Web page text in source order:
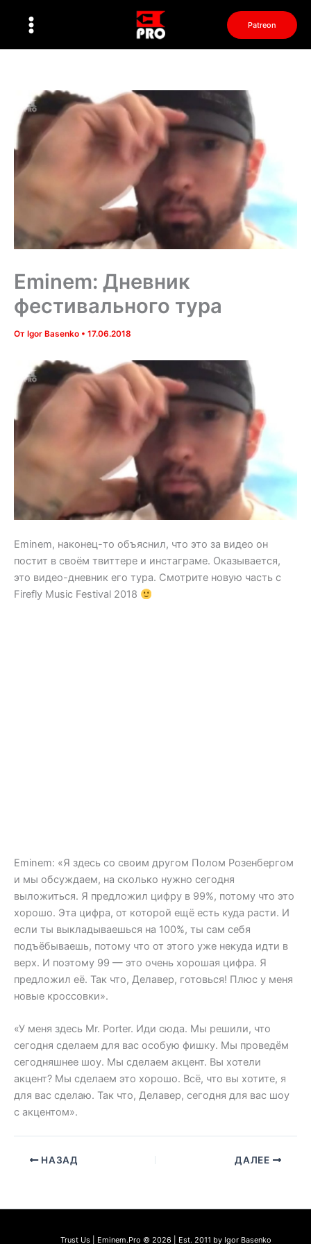
Patreon
Eminem: Дневник
фестивального тура
От Igor Basenko • 17.06.2018
Eminem, наконец-то объяснил, что это за видео он
постит в своём твиттере и инстаграме. Оказывается,
это видео-дневник его тура. Смотрите новую часть с
Firefly Music Festival 2018
Eminem: «Я здесь со своим другом Полом Розенбергом
и мы обсуждаем, на сколько нужно сегодня
выложиться. Я предложил цифру в 99%, потому что это
хорошо. Эта цифра, от которой ещё есть куда расти. И
если ты выкладываешься на 100%, ты сам себя
подъёбываешь, потому что от этого уже некуда идти в
верх. И поэтому 99 — это очень хорошая цифра. Я
предложил её. Так что, Делавер, готовься! Плюс у меня
новые кроссовки».
«У меня здесь Mr. Porter. Иди сюда. Мы решили, что
сегодня сделаем для вас особую фишку. Мы проведём
сегодняшнее шоу. Мы сделаем акцент. Вы хотели
акцент? Мы сделаем это хорошо. Всё, что вы хотите, я
для вас сделаю. Так что, Делавер, сегодня для вас шоу
с акцентом».
НАЗАД ДАЛЕЕ
Trust Us | Eminem.Pro © 2026 | Est. 2011 by Igor Basenko